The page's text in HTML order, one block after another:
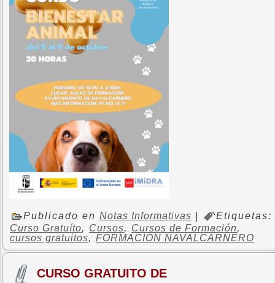
Publicado en Notas Informativas
Etiquetas:
Curso Gratuíto, Cursos, Cursos de Formación,
cursos gratuitos, FORMACIÓN NAVALCARNERO
CURSO GRATUITO DE